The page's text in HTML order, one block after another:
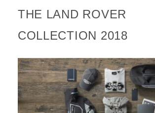
THE LAND ROVER
COLLECTION 2018